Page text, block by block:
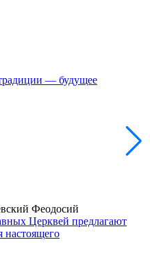
— будущее
Феодосий
Церквей предлагают
настоящего